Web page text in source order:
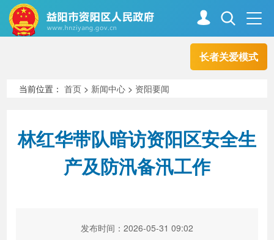
长者关爱模式
走进资阳
新闻中心 解读回应
当前位置：首页 > 新闻中心 > 资阳要闻
林红华带队暗访资阳区安全生
产及防汛备汛工作
发布时间：2026-05-31 09:02